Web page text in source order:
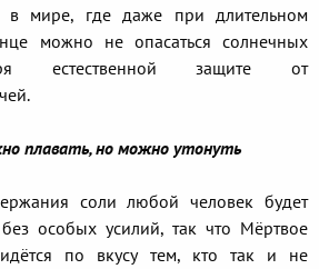
в мире, где даже при длительном
можно не опасаться солнечных
естественной защите от
плавать, но можно утонуть
соли любой человек будет
особых усилий, так что Мёртвое
по вкусу тем, кто так и не